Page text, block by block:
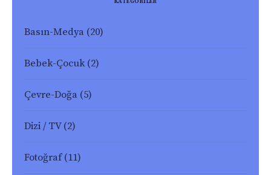
Basın-Medya (20)
Bebek-Çocuk(2)
Çevre-Doğa (5)
Dizi / TV(2)
Fotoğraf(11)